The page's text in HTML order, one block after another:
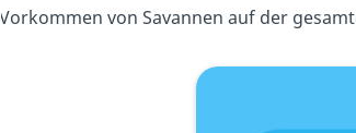
Vorkommen von Savannen auf der